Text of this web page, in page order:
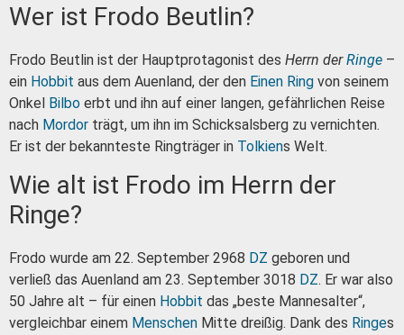
Wer ist Frodo Beutlin?
Frodo Beutlin ist der Hauptprotagonist des Herrn derRinge –
ein Hobbit aus dem Auenland, der den Einen Ring von seinem
Onkel Bilbo erbt und ihn auf einer langen, gefährlichen Reise
nach Mordor trägt, um ihn im Schicksalsberg zu vernichten.
Er ist der bekannteste Ringträger in Tolkiens Welt.
Wie alt ist Frodo im Herrn der
Ringe?
Frodo wurde am 22. September 2968 DZ geboren und
verließ das Auenland am 23. September 3018 DZ. Er war also
50 Jahre alt – für einen Hobbit das „beste Mannesalter“,
vergleichbar einem Menschen Mitte dreißig. Dank des Ringes